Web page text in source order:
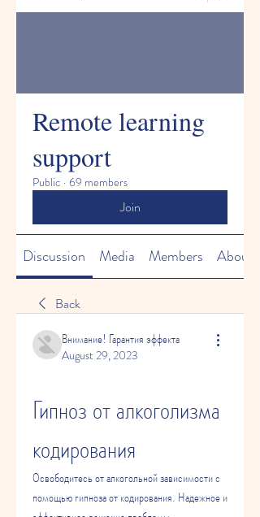
Remote learning
support
Public · 69 members
Join
Discussion Media Members About
Back
Внимание! Гарантия эффекта
August 29, 2023
Гипноз от алкоголизма
кодирования
Освободитесь от алкогольной зависимости с
помощью гипноза от кодирования. Надежное и